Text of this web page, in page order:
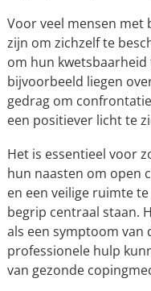
Voor veel mensen met
zijn om zichzelf te
om hun
bijvoorbeeld liegen
gedrag om
een positiever licht te
Het is essentieel voor
hun naasten om open
en een veilige ruimte
begrip centraal staan.
als een symptoom van
professionele hulp
van gezonde